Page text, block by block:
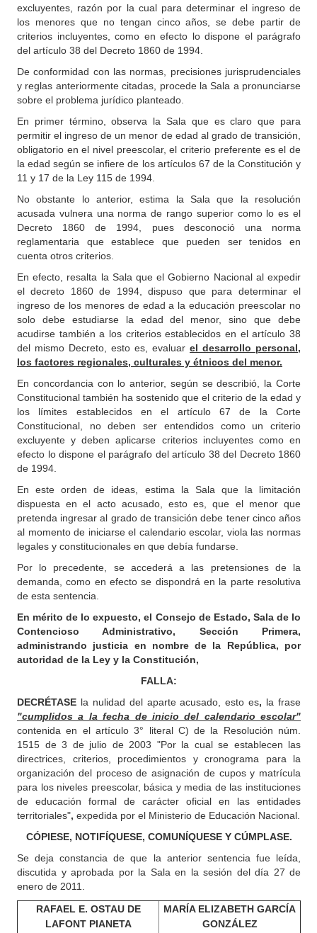
excluyentes, razón por la cual para determinar el ingreso de
los menores que no tengan cinco años, se debe partir de
criterios incluyentes, como en efecto lo dispone el parágrafo
del artículo 38 del Decreto 1860 de 1994.
De conformidad con las normas, precisiones jurisprudenciales
y reglas anteriormente citadas, procede la Sala a pronunciarse
sobre el problema jurídico planteado.
En primer término, observa la Sala que es claro que para
permitir el ingreso de un menor de edad al grado de transición,
obligatorio en el nivel preescolar, el criterio preferente es el de
la edad según se infiere de los artículos 67 de la Constitución y
11 y 17 de la Ley 115 de 1994.
No obstante lo anterior, estima la Sala que la resolución
acusada vulnera una norma de rango superior como lo es el
Decreto 1860 de 1994, pues desconoció una norma
reglamentaria que establece que pueden ser tenidos en
cuenta otros criterios.
En efecto, resalta la Sala que el Gobierno Nacional al expedir
el decreto 1860 de 1994, dispuso que para determinar el
ingreso de los menores de edad a la educación preescolar no
solo debe estudiarse la edad del menor, sino que debe
acudirse también a los criterios establecidos en el artículo 38
del mismo Decreto, esto es, evaluar el desarrollo personal,
los factores regionales, culturales y étnicos del menor.
En concordancia con lo anterior, según se describió, la Corte
Constitucional también ha sostenido que el criterio de la edad y
los límites establecidos en el artículo 67 de la Corte
Constitucional, no deben ser entendidos como un criterio
excluyente y deben aplicarse criterios incluyentes como en
efecto lo dispone el parágrafo del artículo 38 del Decreto 1860
de 1994.
En este orden de ideas, estima la Sala que la limitación
dispuesta en el acto acusado, esto es, que el menor que
pretenda ingresar al grado de transición debe tener cinco años
al momento de iniciarse el calendario escolar, viola las normas
legales y constitucionales en que debía fundarse.
Por lo precedente, se accederá a las pretensiones de la
demanda, como en efecto se dispondrá en la parte resolutiva
de esta sentencia.
En mérito de lo expuesto, el Consejo de Estado, Sala de lo
Contencioso Administrativo, Sección Primera,
administrando justicia en nombre de la República, por
autoridad de la Ley y la Constitución,
FALLA:
DECRÉTASE la nulidad del aparte acusado, esto es, la frase
"cumplidos a la fecha de inicio del calendario escolar"
contenida en el artículo 3° literal C) de la Resolución núm.
1515 de 3 de julio de 2003 "Por la cual se establecen las
directrices, criterios, procedimientos y cronograma para la
organización del proceso de asignación de cupos y matrícula
para los niveles preescolar, básica y media de las instituciones
de educación formal de carácter oficial en las entidades
territoriales", expedida por el Ministerio de Educación Nacional.
CÓPIESE, NOTIFÍQUESE, COMUNÍQUESE Y CÚMPLASE.
Se deja constancia de que la anterior sentencia fue leída,
discutida y aprobada por la Sala en la sesión del día 27 de
enero de 2011.
RAFAEL E. OSTAU DE
LAFONT PIANETA
MARÍA ELIZABETH GARCÍA
GONZÁLEZ